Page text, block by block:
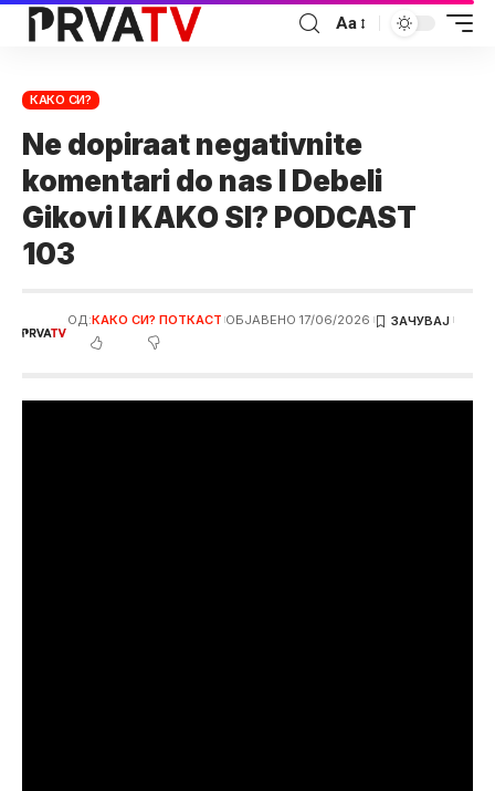
Аа
КАКО СИ?
Ne dopiraat negativnite
komentari do nas I Debeli
Gikovi I KAKO SI? PODCAST
103
ОД:КАКО СИ? ПОТКАСТ ОБЈАВЕНО 17/06/2026